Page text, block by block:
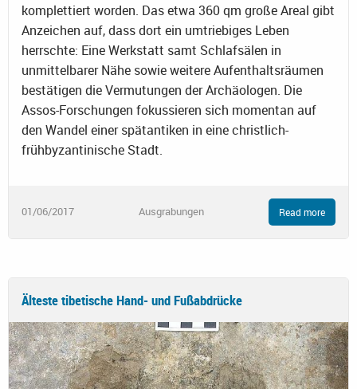
komplettiert worden. Das etwa 360 qm große Areal gibt
Anzeichen auf, dass dort ein umtriebiges Leben
herrschte: Eine Werkstatt samt Schlafsälen in
unmittelbarer Nähe sowie weitere Aufenthaltsräumen
bestätigen die Vermutungen der Archäologen. Die
Assos-Forschungen fokussieren sich momentan auf
den Wandel einer spätantiken in eine christlich-
frühbyzantinische Stadt.
01/06/2017 Ausgrabungen Read more
Älteste tibetische Hand- und Fußabdrücke